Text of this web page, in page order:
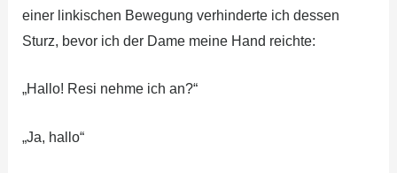
einer linkischen Bewegung verhinderte ich dessen
Sturz, bevor ich der Dame meine Hand reichte:
„Hallo! Resi nehme ich an?“
„Ja, hallo“